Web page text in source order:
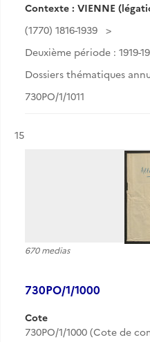
Contexte : VIENNE
(1770) 1816-1939
Deuxième période : 1919-
Dossiers thématiques
730PO/1/1011
Résultat n°
15
670 medias
730PO/1/1000
Cote
730PO/1/1000 (Cote de